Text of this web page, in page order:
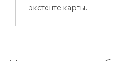
экстенте карты.